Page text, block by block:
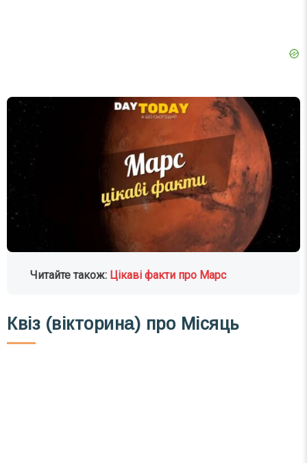
Читайте також: Цікаві факти про Марс
Квіз (вікторина) про Місяць